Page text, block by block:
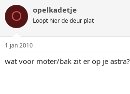
O opelkadetje
Loopt hier de deur plat
1 jan 2010
wat voor moter/bak zit er op je astra?